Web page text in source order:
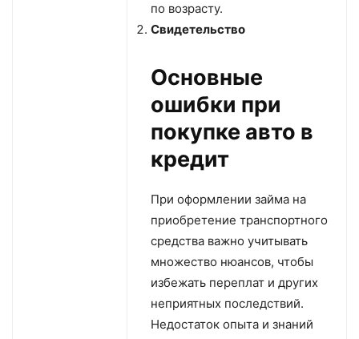
по возрасту.
Свидетельство
Основные
ошибки при
покупке авто в
кредит
При оформлении займа на
приобретение транспортного
средства важно учитывать
множество нюансов, чтобы
избежать переплат и других
неприятных последствий.
Недостаток опыта и знаний